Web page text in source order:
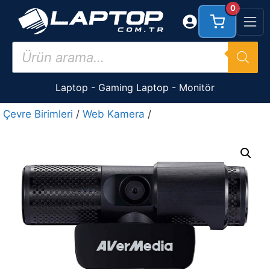
İçeriğe
Products
search
Laptop - Gaming Laptop - Monitör
0
Çevre Birimleri / Web Kamera /